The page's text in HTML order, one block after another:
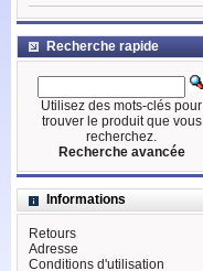
Recherche rapide
Utilisez des mots-clés pour
trouver le produit que vous
recherchez.
Recherche avancée
Informations
Retours
Adresse
Conditions d'utilisation